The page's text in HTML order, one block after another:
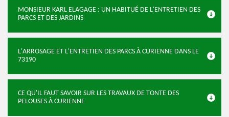
MONSIEUR KARL ELAGAGE : UN HABITUÉ DE L'ENTRETIEN DES
PARCS ET DES JARDINS
L'ARROSAGE ET L'ENTRETIEN DES PARCS À CURIENNE DANS LE
73190
CE QU'IL FAUT SAVOIR SUR LES TRAVAUX DE TONTE DES
PELOUSES À CURIENNE